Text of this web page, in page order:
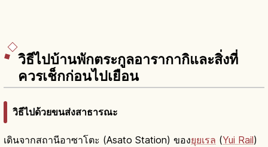
วิธีไปบ้านพักตระกูลอารากากิและสิ่งที่
ควรเช็กก่อนไปเยือน
วิธีไปด้วยขนส่งสาธารณะ
เดินจากสถานีอาซาโตะ (Asato Station) ของยุยเรล (Yui Rail)